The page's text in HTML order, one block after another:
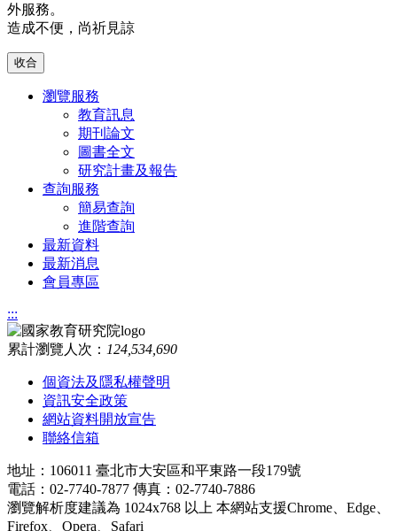
外服務。
造成不便，尚祈見諒
收合
瀏覽服務
教育訊息
期刊論文
圖書全文
研究計畫及報告
查詢服務
簡易查詢
進階查詢
最新資料
最新消息
會員專區
:::
累計瀏覽人次： 124,534,690
個資法及隱私權聲明
資訊安全政策
網站資料開放宣告
聯絡信箱
地址：106011 臺北市大安區和平東路一段179號
電話：02-7740-7877 傳真：02-7740-7886
瀏覽解析度建議為 1024x768 以上 本網站支援Chrome、Edge、
Firefox、Opera、Safari